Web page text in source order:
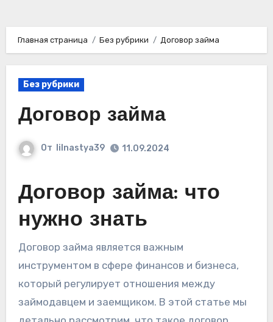
Главная страница Без рубрики Договор займа
Без рубрики
Договор займа
От lilnastya39 11.09.2024
Договор займа: что
нужно знать
Договор займа является важным
инструментом в сфере финансов и бизнеса,
который регулирует отношения между
займодавцем и заемщиком. В этой статье мы